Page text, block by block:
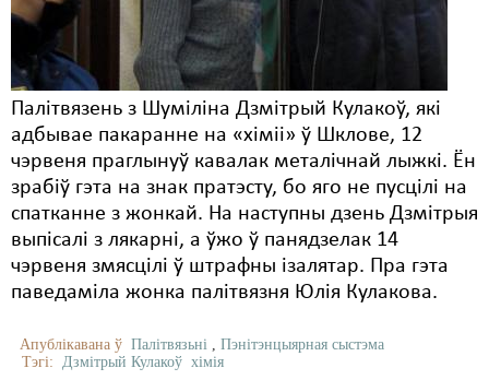
Палітвязень з Шуміліна Дзмітрый Кулакоў, які
адбывае пакаранне на «хіміі» ў Шклове, 12
чэрвеня праглынуў кавалак металічнай лыжкі. Ён
зрабіў гэта на знак пратэсту, бо яго не пусцілі на
спатканне з жонкай. На наступны дзень Дзмітрыя
выпісалі з лякарні, а ўжо ў панядзелак 14
чэрвеня змясцілі ў штрафны ізалятар. Пра гэта
паведаміла жонка палітвязня Юлія Кулакова.
Апублікавана ў Палітвязьні , Пэнітэнцыярная сыстэма
Тэгі: Дзмітрый Кулакоў хімія
КПЧ ААН
Культурныя правы
ЛПП
Мігранты
Мірныя сходы
Палітвязьні
Праваабаронцы
Пэнітэнцыярная сыстэма